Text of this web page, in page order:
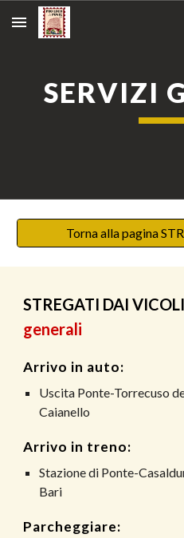
Skip to main content
SERVIZI
Torna alla pagina
STREGATI DAI
generali
Arrivo in auto:
Uscita Ponte-Torrecuso
Caianello
Arrivo in treno:
Stazione di Ponte-
Bari
Parcheggiare: